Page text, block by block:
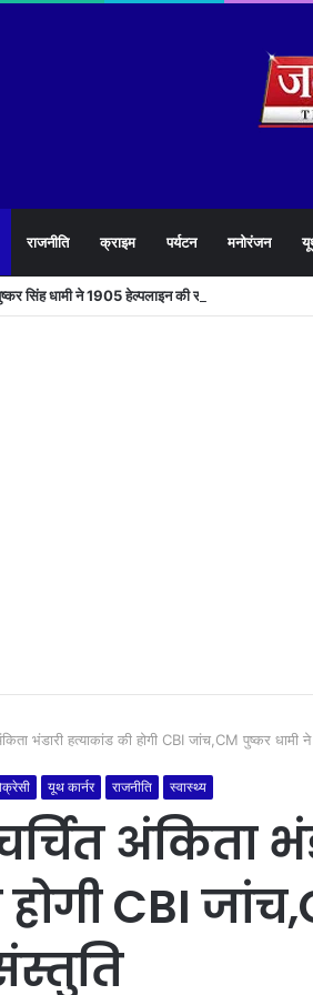
राजनीति क्राइम पर्यटन मनोरंजन
सिंह धामी ने 1905 हेल्पलाइन की समीक्षा के दौरान
भंडारी हत्याकांड की होगी CBI जांच,CM पुष्कर धामी
यूथ कार्नर राजनीति स्वास्थ्य
अंकिता
CBI